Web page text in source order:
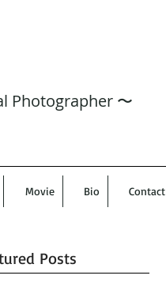
Photographer 〜
Movie Bio Contact
Posts